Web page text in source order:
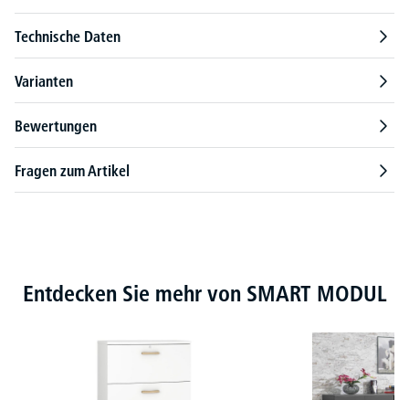
Technische Daten
Varianten
Bewertungen
Fragen zum Artikel
Produktgalerie überspringen
Entdecken Sie mehr von SMART MODUL